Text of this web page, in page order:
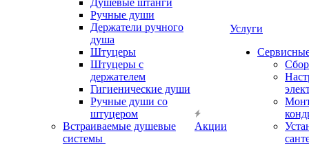
Душевые штанги
Ручные души
Держатели ручного
душа
Штуцеры
Штуцеры с
держателем
Гигиенические души
Ручные души со
штуцером
Встраиваемые душевые
системы
Акции
Услуги